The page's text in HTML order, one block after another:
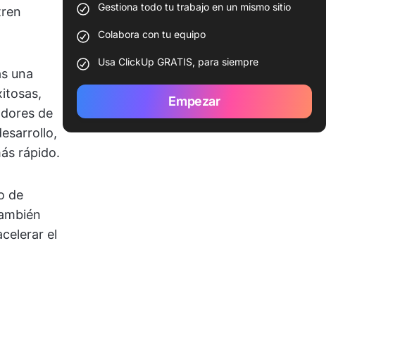
una
de
rápido.
de
el
Gestiona todo tu trabajo en un mismo sitio
Colabora con tu equipo
Usa ClickUp GRATIS, para siempre
Empezar